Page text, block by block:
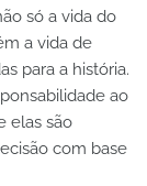
só a vida do
a vida de
para a história.
ao
elas são
com base